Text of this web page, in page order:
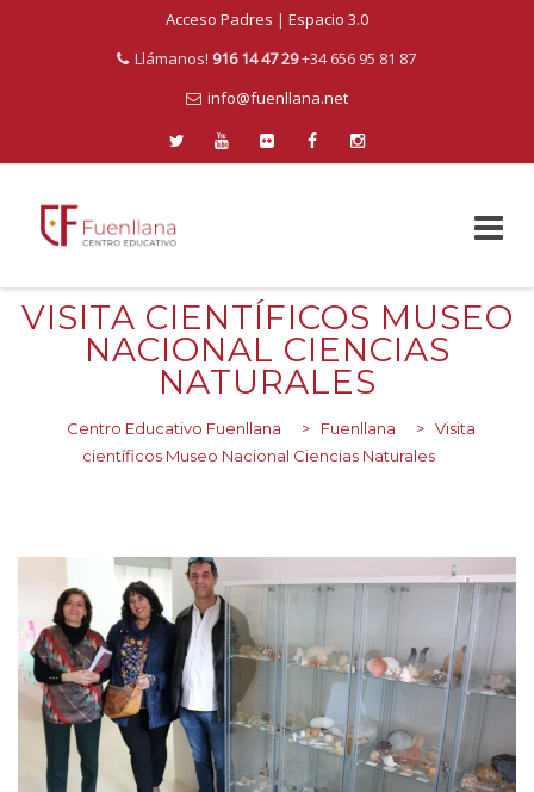
Acceso Padres | Espacio 3.0
Llámanos! 916 14 47 29+34 656 95 81 87
info@fuenllana.net
Skip
to
VISITA CIENTÍFICOS MUSEO
NACIONAL CIENCIAS
NATURALES
Centro Educativo Fuenllana > Fuenllana > Visita
científicos Museo Nacional Ciencias Naturales